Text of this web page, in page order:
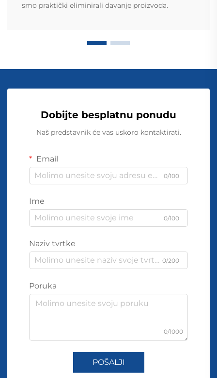
smo praktički eliminirali davanje proizvoda.
Dobijte besplatnu ponudu
Naš predstavnik će vas uskoro kontaktirati.
Email
0/100
Ime
0/100
Naziv tvrtke
0/200
Poruka
0/1000
POŠALJI